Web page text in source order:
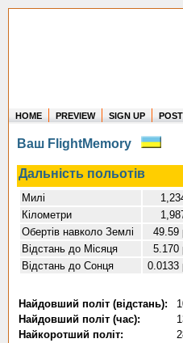
HOME PREVIEW SIGN UP
Ваш FlightMemory
Дальність польотів
Милі
Кілометри
Обертів навколо Землі
49.59
Відстань до Місяця
5.170
Відстань до Сонця
0.0133
Найдовший політ (відстань):
Найдовший політ (час):
Найкоротший політ: